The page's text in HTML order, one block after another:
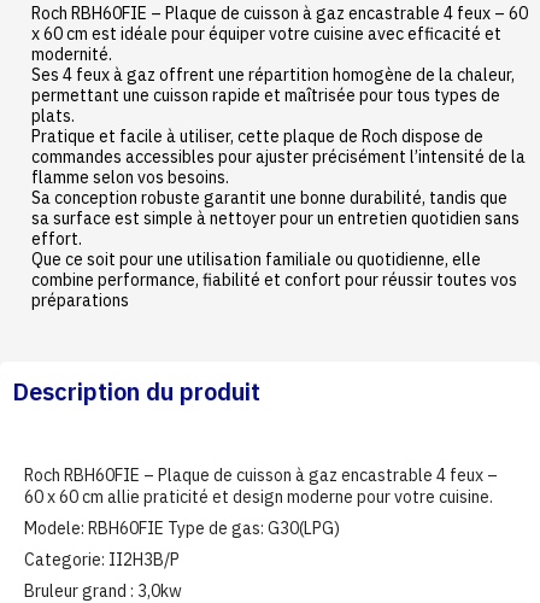
Roch RBH60FIE – Plaque de cuisson à gaz encastrable 4 feux – 60
x 60 cm est idéale pour équiper votre cuisine avec efficacité et
modernité.
Ses 4 feux à gaz offrent une répartition homogène de la chaleur,
permettant une cuisson rapide et maîtrisée pour tous types de
plats.
Pratique et facile à utiliser, cette plaque de Roch dispose de
commandes accessibles pour ajuster précisément l’intensité de la
flamme selon vos besoins.
Sa conception robuste garantit une bonne durabilité, tandis que
sa surface est simple à nettoyer pour un entretien quotidien sans
effort.
Que ce soit pour une utilisation familiale ou quotidienne, elle
combine performance, fiabilité et confort pour réussir toutes vos
préparations
Description du produit
Roch RBH60FIE – Plaque de cuisson à gaz encastrable 4 feux –
60 x 60 cm allie praticité et design moderne pour votre cuisine.
Modele: RBH60FIE Type de gas: G30(LPG)
Categorie: II2H3B/P
Bruleur grand : 3,0kw